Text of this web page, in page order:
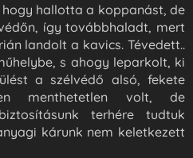
hallotta a koppanást, de
így továbbhaladt, mert
landolt a kavics. Tévedett..
s ahogy leparkolt, ki
a szélvédő alsó, fekete
menthetetlen volt, de
terhére tudtuk
kárunk nem keletkezett